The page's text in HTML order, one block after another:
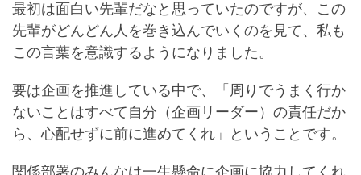
最初は面白い先輩だなと思っていたのですが、この
先輩がどんどん人を巻き込んでいくのを見て、私も
この言葉を意識するようになりました。
要は企画を推進している中で、「周りでうまく行か
ないことはすべて自分（企画リーダー）の責任だか
ら、心配せずに前に進めてくれ」ということです。